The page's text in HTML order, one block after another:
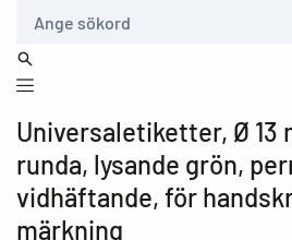
Universaletiketter, Ø 13
runda, lysande grön,
vidhäftande, för
märkning